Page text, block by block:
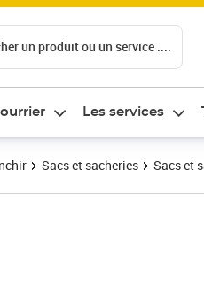
un produit ou un service ....
Les services
Sacs et sacheries Sacs et